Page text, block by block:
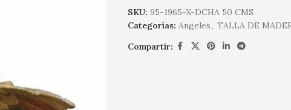
SKU: 95-1965-X-DCHA 50 CMS
Categorías: Angeles, TALLA DE
Compartir: